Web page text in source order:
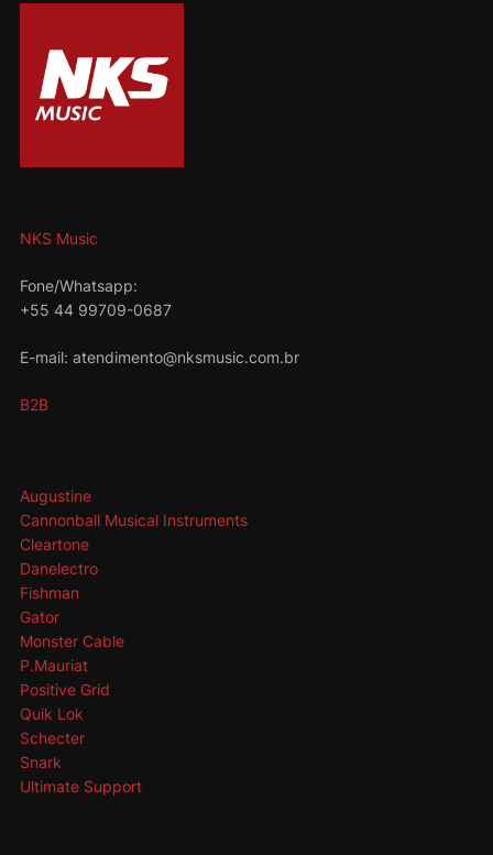
NKS Music
Fone/Whatsapp:
+55 44 99709-0687
E-mail: atendimento@nksmusic.com.br
B2B
Augustine
Cannonball Musical Instruments
Cleartone
Danelectro
Fishman
Gator
Monster Cable
P.Mauriat
Positive Grid
Quik Lok
Schecter
Snark
Ultimate Support